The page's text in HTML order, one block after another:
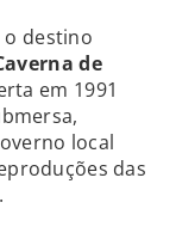
destino
de
em 1991
local
das